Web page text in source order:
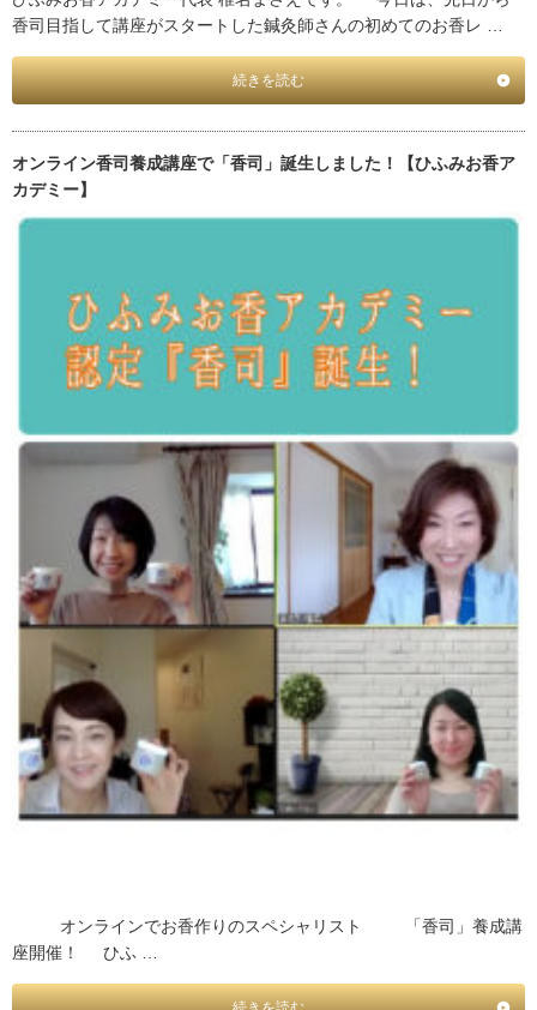
香司目指して講座がスタートした鍼灸師さんの初めてのお香レ …
続きを読む
オンライン香司養成講座で「香司」誕生しました！【ひふみお香ア
カデミー】
オンラインでお香作りのスペシャリスト 「香司」養成講
座開催！ ひふ …